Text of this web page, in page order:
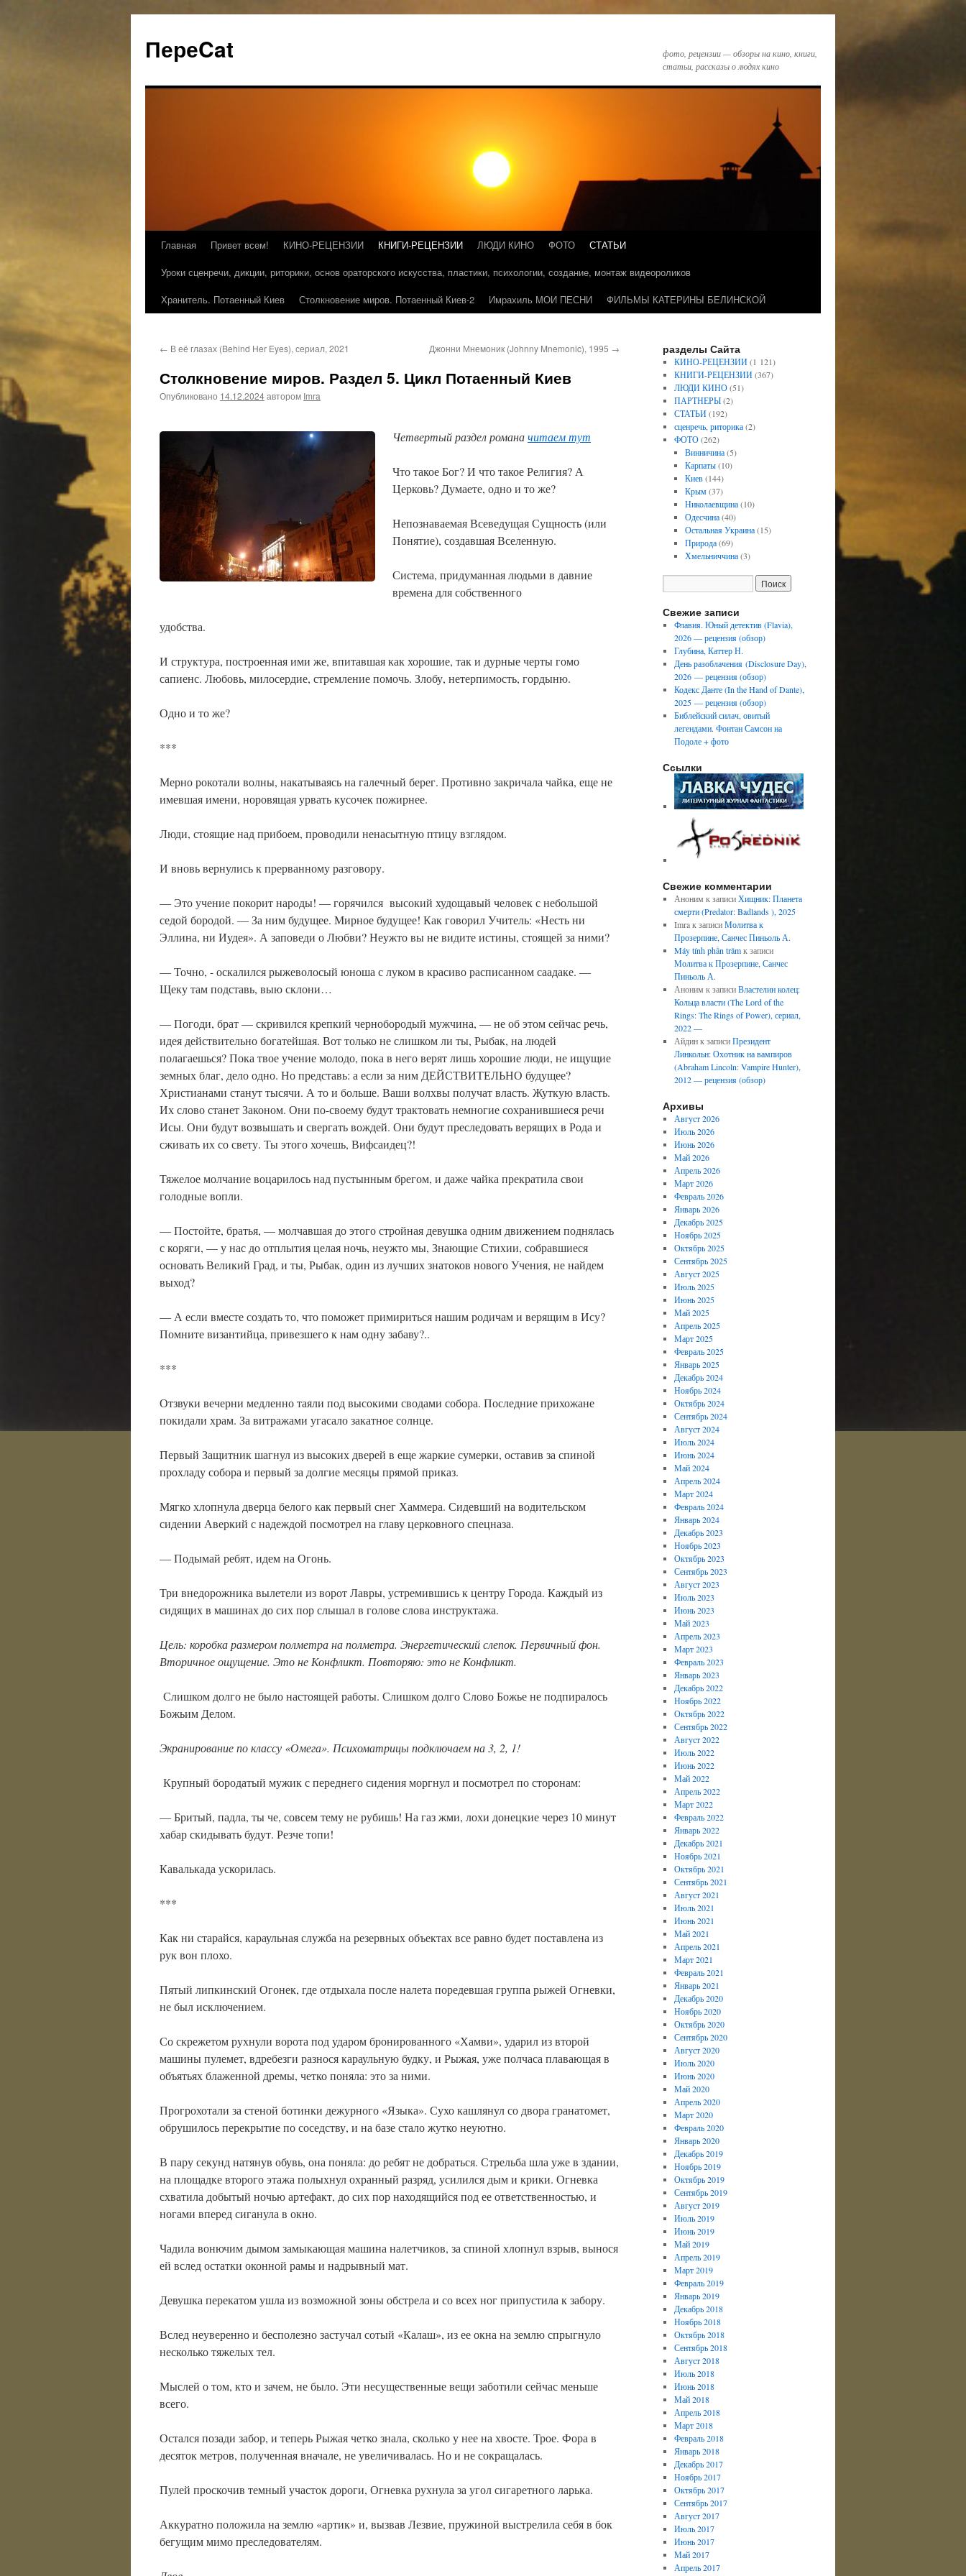
ПереCat
фото, рецензии — обзоры на кино, книги,
статьи, рассказы о людях кино
Главная Привет всем! КИНО-РЕЦЕНЗИИ КНИГИ-РЕЦЕНЗИИ ЛЮДИ КИНО ФОТО
СТАТЬИ
Уроки сценречи, дикции, риторики, основ ораторского искусства, пластики, психологии, создание, монтаж видеороликов
Хранитель. Потаенный Киев
Столкновение миров. Потаенный Киев-2 Имрахиль МОИ ПЕСНИ ФИЛЬМЫ КАТЕРИНЫ БЕЛИНСКОЙ
← В её глазах (Behind Her Eyes), сериал, 2021 Джонни Мнемоник (Johnny Mnemonic), 1995 →
Столкновение миров. Раздел 5. Цикл Потаенный Киев
Опубликовано 14.12.2024автором Imra
Четвертый раздел романачитаем тут
Что такое Бог? И что такое Религия? А
Церковь? Думаете, одно и то же?
Непознаваемая Всеведущая Сущность (или
Понятие), создавшая Вселенную.
Система, придуманная людьми в давние
времена для собственного
удобства.
И структура, построенная ими же, впитавшая как хорошие, так и дурные черты гомо
сапиенс. Любовь, милосердие, стремление помочь. Злобу, нетерпимость, гордыню.
Одно и то же?
***
Мерно рокотали волны, накатываясь на галечный берег. Противно закричала чайка, еще не
имевшая имени, норовящая урвать кусочек пожирнее.
Люди, стоящие над прибоем, проводили ненасытную птицу взглядом.
И вновь вернулись к прерванному разговору.
— Это учение покорит народы! — горячился высокий худощавый человек с небольшой
седой бородой. — За ним будущее. Мирное будущее! Как говорил Учитель: «Несть ни
Эллина, ни Иудея». А заповеди о Любви? Неужто вы не видите истины, стоящей за ними?
— Точно, ­- оскалился рыжеволосый юноша с луком в красиво расписанном саадаке. —
Щеку там подставь, выю склони…
— Погоди, брат — скривился крепкий чернобородый мужчина, — не об этом сейчас речь,
идея действительно богатейшая. Вот только не слишком ли ты, Рыбак, на людей
полагаешься? Пока твое учение молодо, пока в него верят лишь хорошие люди, не ищущие
земных благ, дело одно. Но представь: а если за ним ДЕЙСТВИТЕЛЬНО будущее?
Христианами станут тысячи. А то и больше. Ваши волхвы получат власть. Жуткую власть.
Их слово станет Законом. Они по-своему будут трактовать немногие сохранившиеся речи
Исы. Они будут возвышать и свергать вождей. Они будут преследовать верящих в Рода и
сживать их со свету. Ты этого хочешь, Вифсаидец?!
Тяжелое молчание воцарилось над пустынным брегом, и даже чайка прекратила свои
голодные вопли.
— Постойте, братья, — молчавшая до этого стройная девушка одним движением поднялась
с коряги, — у нас до отплытия целая ночь, неужто мы, Знающие Стихии, собравшиеся
основать Великий Град, и ты, Рыбак, один из лучших знатоков нового Учения, не найдем
выход?
— А если вместе создать то, что поможет примириться нашим родичам и верящим в Ису?
Помните византийца, привезшего к нам одну забаву?..
***
Отзвуки вечерни медленно таяли под высокими сводами собора. Последние прихожане
покидали храм. За витражами угасало закатное солнце.
Первый Защитник шагнул из высоких дверей в еще жаркие сумерки, оставив за спиной
прохладу собора и первый за долгие месяцы прямой приказ.
Мягко хлопнула дверца белого как первый снег Хаммера. Сидевший на водительском
сидении Аверкий с надеждой посмотрел на главу церковного спецназа.
— Подымай ребят, идем на Огонь.
Три внедорожника вылетели из ворот Лавры, устремившись к центру Города. Каждый из
сидящих в машинах до сих пор слышал в голове слова инструктажа.
Цель: коробка размером полметра на полметра. Энергетический слепок. Первичный фон.
Вторичное ощущение. Это не Конфликт. Повторяю: это не Конфликт.
Слишком долго не было настоящей работы. Слишком долго Слово Божье не подпиралось
Божьим Делом.
Экранирование по классу «Омега». Психоматрицы подключаем на 3, 2, 1!
Крупный бородатый мужик с переднего сидения моргнул и посмотрел по сторонам:
— Бритый, падла, ты че, совсем тему не рубишь! На газ жми, лохи донецкие через 10 минут
хабар скидывать будут. Резче топи!
Кавалькада ускорилась.
***
Как ни старайся, караульная служба на резервных объектах все равно будет поставлена из
рук вон плохо.
Пятый липкинский Огонек, где отдыхала после налета поредевшая группа рыжей Огневки,
не был исключением.
Со скрежетом рухнули ворота под ударом бронированного «Хамви», ударил из второй
машины пулемет, вдребезги разнося караульную будку, и Рыжая, уже полчаса плавающая в
объятьях блаженной дремы, четко поняла: это за ними.
Прогрохотали за стеной ботинки дежурного «Языка». Сухо кашлянул со двора гранатомет,
обрушилось перекрытие по соседству, и на базе стало жутко неуютно.
В пару секунд натянув обувь, она поняла: до ребят не добраться. Стрельба шла уже в здании,
на площадке второго этажа полыхнул охранный разряд, усилился дым и крики. Огневка
схватила добытый ночью артефакт, до сих пор находящийся под ее ответственностью, и
ногами вперед сиганула в окно.
Чадила вонючим дымом замыкающая машина налетчиков, за спиной хлопнул взрыв, вынося
ей вслед остатки оконной рамы и надрывный мат.
Девушка перекатом ушла из возможной зоны обстрела и со всех ног припустила к забору.
Вслед неуверенно и бесполезно застучал сотый «Калаш», из ее окна на землю спрыгнуло
несколько тяжелых тел.
Мыслей о том, кто и зачем, не было. Эти несущественные вещи заботили сейчас меньше
всего.
Остался позади забор, и теперь Рыжая четко знала, сколько у нее на хвосте. Трое. Фора в
десяток метров, полученная вначале, не увеличивалась. Но и не сокращалась.
Пулей проскочив темный участок дороги, Огневка рухнула за угол сигаретного ларька.
Аккуратно положила на землю «артик» и, вызвав Лезвие, пружиной выстрелила себя в бок
бегущим мимо преследователям.
разделы Сайта
КИНО-РЕЦЕНЗИИ(1 121)
КНИГИ-РЕЦЕНЗИИ(367)
ЛЮДИ КИНО(51)
ПАРТНЕРЫ(2)
СТАТЬИ(192)
сценречь, риторика(2)
ФОТО(262)
Винничина(5)
Карпаты(10)
Киев(144)
Крым(37)
Николаевщина(10)
Одесчина(40)
Остальная Украина(15)
Природа(69)
Хмельниччина(3)
Свежие записи
Флавия. Юный детектив (Flavia),
2026 — рецензия (обзор)
Глубина, Каттер Н.
День разоблачения (Disclosure Day),
2026 — рецензия (обзор)
Кодекс Данте (In the Hand of Dante),
2025 — рецензия (обзор)
Библейский силач, овитый
легендами. Фонтан Самсон на
Подоле + фото
Ссылки
Свежие комментарии
Аноним к записиХищник: Планета
смерти (Predator: Badlands ), 2025
Imraк записиМолитва к
Прозерпине, Санчес Пиньоль А.
Máy tính phần trămк записи
Молитва к Прозерпине, Санчес
Пиньоль А.
Аноним к записиВластелин колец:
Кольца власти (The Lord of the
Rings: The Rings of Power), сериал,
2022 —
Айдинк записиПрезидент
Линкольн: Охотник на вампиров
(Abraham Lincoln: Vampire Hunter),
2012 — рецензия (обзор)
Архивы
Август 2026
Июль 2026
Июнь 2026
Май 2026
Апрель 2026
Март 2026
Февраль 2026
Январь 2026
Декабрь 2025
Ноябрь 2025
Октябрь 2025
Сентябрь 2025
Август 2025
Июль 2025
Июнь 2025
Май 2025
Апрель 2025
Март 2025
Февраль 2025
Январь 2025
Декабрь 2024
Ноябрь 2024
Октябрь 2024
Сентябрь 2024
Август 2024
Июль 2024
Июнь 2024
Май 2024
Апрель 2024
Март 2024
Февраль 2024
Январь 2024
Декабрь 2023
Ноябрь 2023
Октябрь 2023
Сентябрь 2023
Август 2023
Июль 2023
Июнь 2023
Май 2023
Апрель 2023
Март 2023
Февраль 2023
Январь 2023
Декабрь 2022
Ноябрь 2022
Октябрь 2022
Сентябрь 2022
Август 2022
Июль 2022
Июнь 2022
Май 2022
Апрель 2022
Март 2022
Февраль 2022
Январь 2022
Декабрь 2021
Ноябрь 2021
Октябрь 2021
Сентябрь 2021
Август 2021
Июль 2021
Июнь 2021
Май 2021
Апрель 2021
Март 2021
Февраль 2021
Январь 2021
Декабрь 2020
Ноябрь 2020
Октябрь 2020
Сентябрь 2020
Август 2020
Июль 2020
Июнь 2020
Май 2020
Апрель 2020
Март 2020
Февраль 2020
Январь 2020
Декабрь 2019
Ноябрь 2019
Октябрь 2019
Сентябрь 2019
Август 2019
Июль 2019
Июнь 2019
Май 2019
Апрель 2019
Март 2019
Февраль 2019
Январь 2019
Декабрь 2018
Ноябрь 2018
Октябрь 2018
Сентябрь 2018
Август 2018
Июль 2018
Июнь 2018
Май 2018
Апрель 2018
Март 2018
Февраль 2018
Январь 2018
Декабрь 2017
Ноябрь 2017
Октябрь 2017
Сентябрь 2017
Август 2017
Июль 2017
Июнь 2017
Май 2017
Апрель 2017